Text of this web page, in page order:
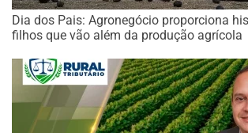
Dia dos Pais: Agronegócio proporciona
filhos que vão além da produção agrícola